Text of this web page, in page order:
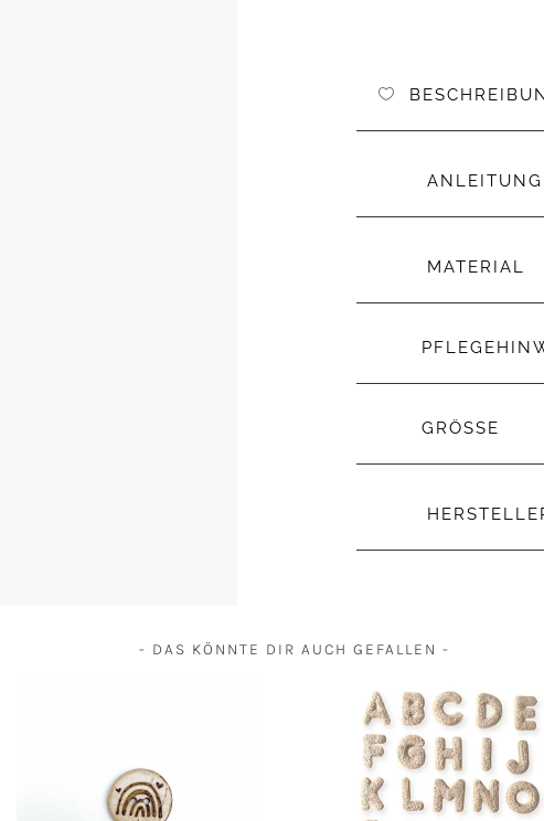
ANLEITUNG
MATERIAL
GRÖSSE
- DAS KÖNNTE DIR AUCH GEFALLEN -